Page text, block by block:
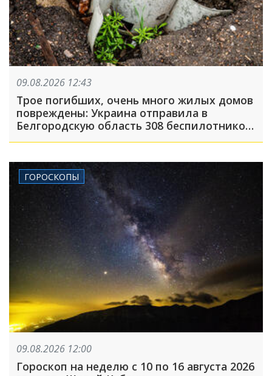
09.08.2026 12:43
Трое погибших, очень много жилых домов
повреждены: Украина отправила в
Белгородскую область 308 беспилотников,
атака была FPV-дронами, на людей
ГОРОСКОПЫ
09.08.2026 12:00
Гороскоп на неделю с 10 по 16 августа 2026